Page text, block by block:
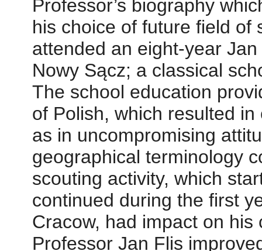
Professor’s biography
his choice of future field of
attended an eight-year
Nowy Sącz; a classical
The school education
of Polish, which resulted
as in uncompromising
geographical terminology
scouting activity, which
continued during the first
Cracow, had impact on his
Professor Jan Flis